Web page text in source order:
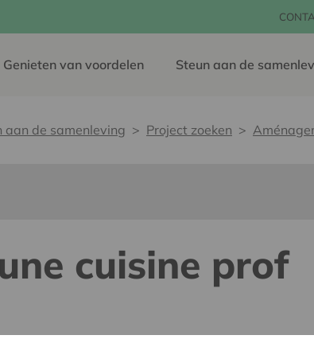
Genieten van voordelen Steun aan de
aan de samenleving Project zoeken
cuisine prof